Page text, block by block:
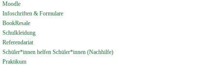
Moodle
Infoschriften & Formulare
BookResale
Schulkleidung
Referendariat
Schüler*innen helfen Schüler*innen (Nachhilfe)
Praktikum